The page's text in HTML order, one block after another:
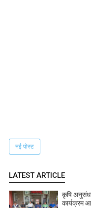
नई पोस्ट
LATEST ARTICLE
कृषि
कार्यक्रम